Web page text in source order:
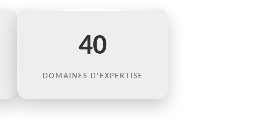
40
DOMAINES D'EXPERTISE